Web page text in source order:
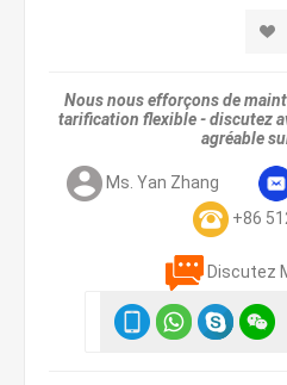
Nous nous efforçons de
tarification flexible - discutez
agréable
Ms. Yan Zhang
+86
Discutez